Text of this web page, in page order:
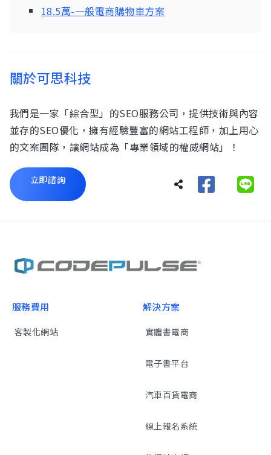
18.5萬-一般電商購物車方案
關於可思科技
我們是一家「綜合型」的SEO服務公司，提供技術與內容
並存的SEO優化，擁有經驗豐富的網站工程師，加上用心
的文案團隊，讓網站成為「專業領域的權威網站」！
立即諮詢
服務費用
客製化網站
解決方案
實體書電商
電子書平台
汽車百貨電商
線上報名系統